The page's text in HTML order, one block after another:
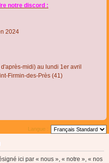
notre discord :
2024
midi) au lundi 1er avril
Firmin-des-Près (41)
Langue :
ici par « nous », « notre », « nos